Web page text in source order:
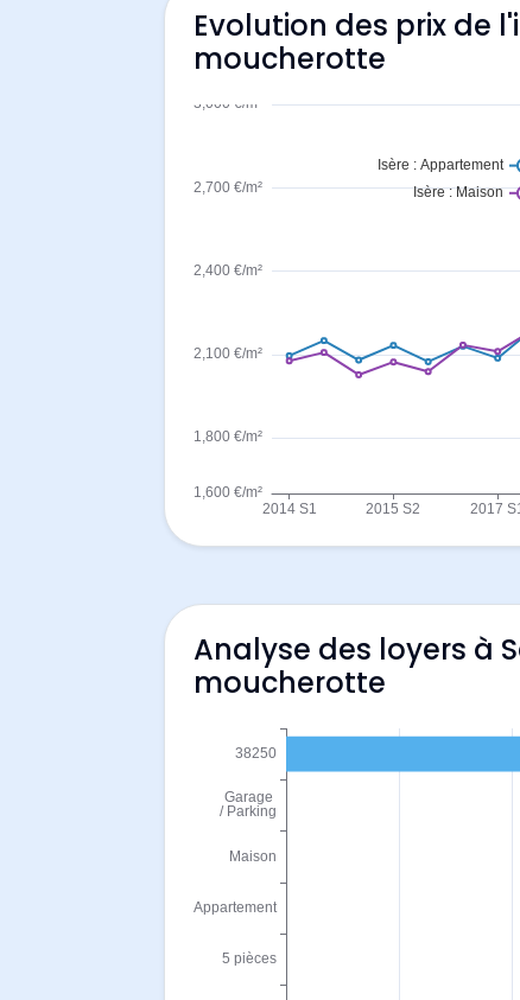
Evolution des prix de
moucherotte
Analyse des loyers à
moucherotte